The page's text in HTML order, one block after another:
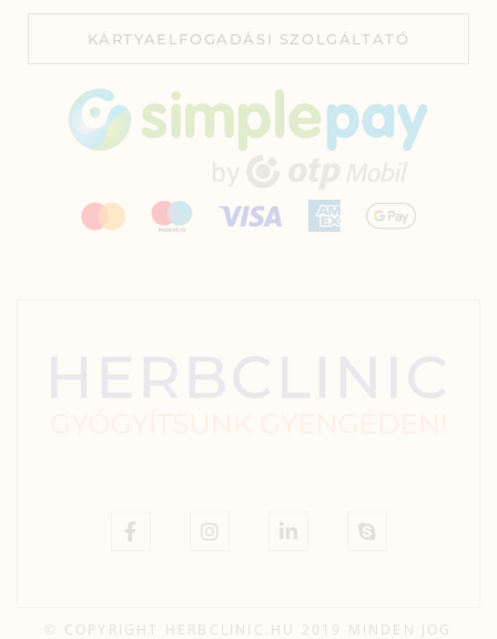
KÁRTYAELFOGADÁSI SZOLGÁLTATÓ
© COPYRIGHT HERBCLINIC.HU 2019 MINDEN JOG